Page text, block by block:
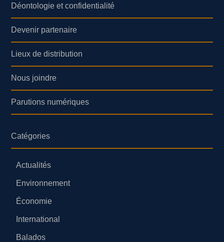
Déontologie et confidentialité
Devenir partenaire
Lieux de distribution
Nous joindre
Parutions numériques
Catégories
Actualités
Environnement
Économie
International
Balados